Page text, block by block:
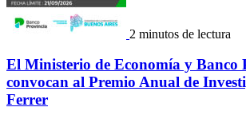
2 minutos de lectura
El Ministerio de Economía y Banco
convocan al Premio Anual de
Ferrer